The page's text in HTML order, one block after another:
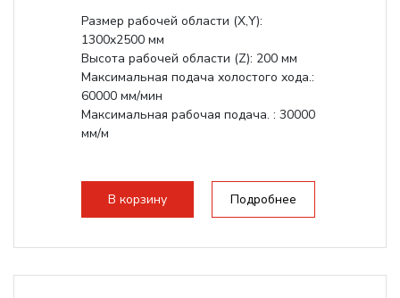
Размер рабочей области (Х,Y):
1300x2500 мм
Высота рабочей области (Z): 200 мм
Максимальная подача холостого хода.:
60000 мм/мин
Максимальная рабочая подача. : 30000
мм/м
В корзину Подробнее